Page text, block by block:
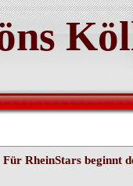
Für RheinStars beginnt